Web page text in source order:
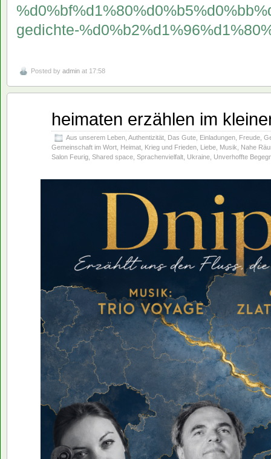
gedichte-
Posted by admin at 17:58
heimaten erzählen im
Aus unserem Leben Authentizität Das Gute Einladungen Freude
Gemeinschaft im Wort
Heimat Krieg und Frieden Liebe Musik
Nahe
Salon Feurig Shared space Sprachenvielfalt Ukraine Unverhoffte